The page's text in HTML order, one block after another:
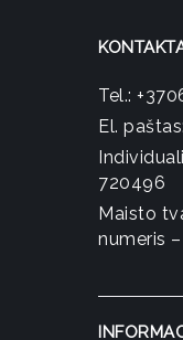
Tel.:
El. paštas:
720496
Maisto
numeris